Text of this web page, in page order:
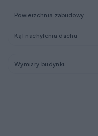
Powierzchnia zabudowy
Kąt nachylenia dachu
Wymiary budynku